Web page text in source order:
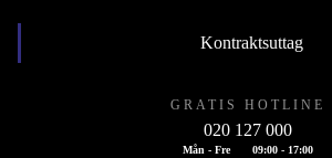
Kontraktsuttag
GRATIS HOTLINE
020 127 000
Mån - Fre 09:00 - 17:00